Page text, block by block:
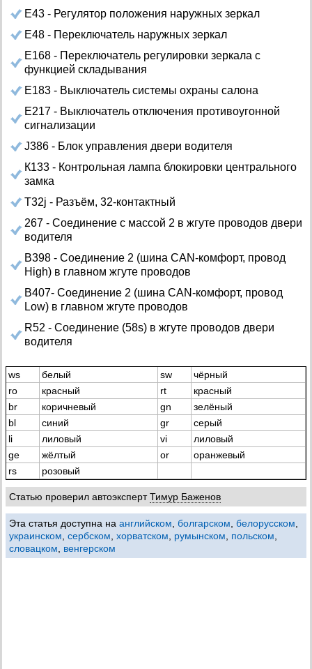
Е43 - Регулятор положения наружных зеркал
Е48 - Переключатель наружных зеркал
Е168 - Переключатель регулировки зеркала с
функцией складывания
Е183 - Выключатель системы охраны салона
Е217 - Выключатель отключения противоугонной
сигнализации
J386 - Блок управления двери водителя
К133 - Контрольная лампа блокировки центрального
замка
T32j - Разъём, 32-контактный
267 - Соединение с массой 2 в жгуте проводов двери
водителя
B398 - Соединение 2 (шина CAN-комфорт, провод
High) в главном жгуте проводов
B407- Соединение 2 (шина CAN-комфорт, провод
Low) в главном жгуте проводов
R52 - Соединение (58s) в жгуте проводов двери
водителя
ws белый sw
чёрный
ro
красный rt
красный
br
коричневый gn
зелёный
bl
синий gr
серый
li
лиловый vi
лиловый
ge
жёлтый or
оранжевый
rs
розовый
Статью проверил автоэкспертТимур Баженов
Эта статья доступна на английском, болгарском, белорусском,
украинском, сербском, хорватском, румынском, польском,
словацком, венгерском